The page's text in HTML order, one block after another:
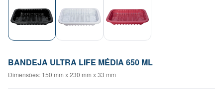
BANDEJA ULTRA LIFE MÉDIA 650 ML
Dimensões: 150 mm x 230 mm x 33 mm